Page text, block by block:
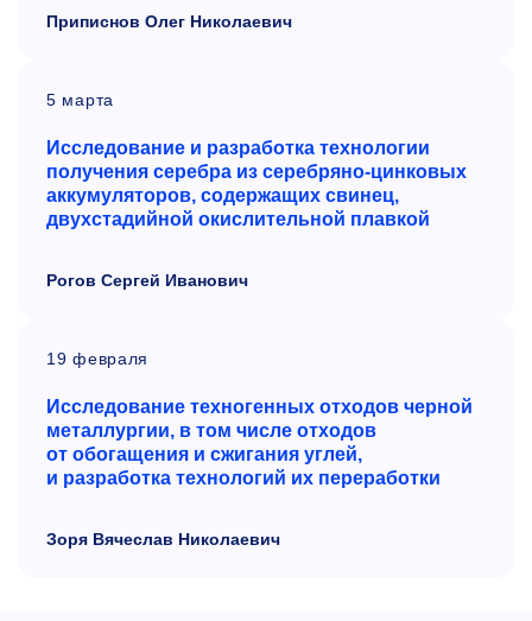
Приписнов Олег Николаевич
5 марта
Исследование и разработка технологии
получения серебра из серебряно-цинковых
аккумуляторов, содержащих свинец,
двухстадийной окислительной плавкой
Рогов Сергей Иванович
19 февраля
Исследование техногенных отходов черной
металлургии, в том числе отходов
от обогащения и сжигания углей,
и разработка технологий их переработки
Зоря Вячеслав Николаевич